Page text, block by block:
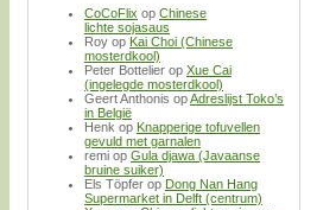
CoCoFlix op Chinese
lichte sojasaus
Roy op Kai Choi (Chinese
mosterdkool)
Peter Bottelier op Xue Cai
(ingelegde mosterdkool)
Geert Anthonis opAdreslijst Toko’s
in België
Henk op Knapperige tofuvellen
gevuld met garnalen
remi op Gula djawa (Javaanse
bruine suiker)
Els Töpfer op Dong Nan Hang
Supermarket in Delft (centrum)